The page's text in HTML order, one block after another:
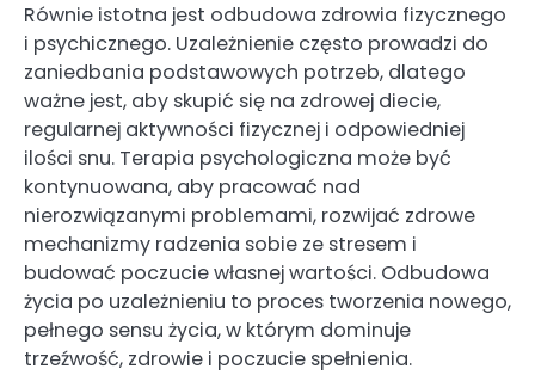
Równie istotna jest odbudowa zdrowia fizycznego
i psychicznego. Uzależnienie często prowadzi do
zaniedbania podstawowych potrzeb, dlatego
ważne jest, aby skupić się na zdrowej diecie,
regularnej aktywności fizycznej i odpowiedniej
ilości snu. Terapia psychologiczna może być
kontynuowana, aby pracować nad
nierozwiązanymi problemami, rozwijać zdrowe
mechanizmy radzenia sobie ze stresem i
budować poczucie własnej wartości. Odbudowa
życia po uzależnieniu to proces tworzenia nowego,
pełnego sensu życia, w którym dominuje
trzeźwość, zdrowie i poczucie spełnienia.